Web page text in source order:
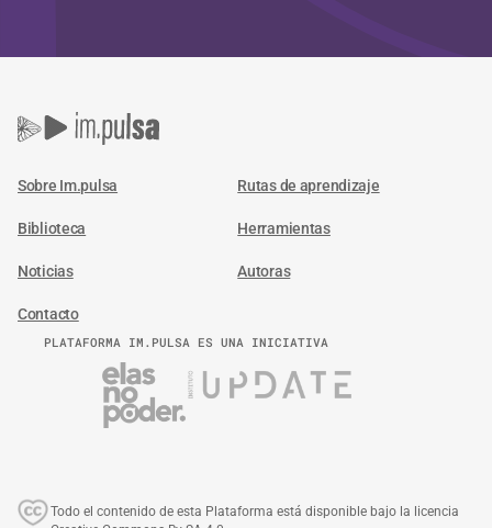
Sobre Im.pulsa Rutas de aprendizaje
Biblioteca Herramientas
Noticias Autoras
Contacto
PLATAFORMA IM.PULSA ES UNA INICIATIVA
Todo el contenido de esta Plataforma está disponible bajo la licencia